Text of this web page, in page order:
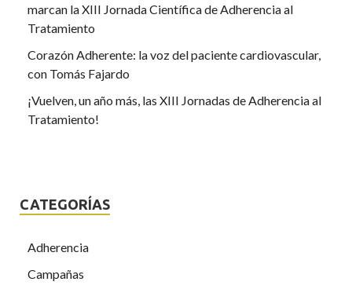
marcan la XIII Jornada Científica de Adherencia al
Tratamiento
Corazón Adherente: la voz del paciente cardiovascular,
con Tomás Fajardo
¡Vuelven, un año más, las XIII Jornadas de Adherencia al
Tratamiento!
CATEGORÍAS
Adherencia
Campañas